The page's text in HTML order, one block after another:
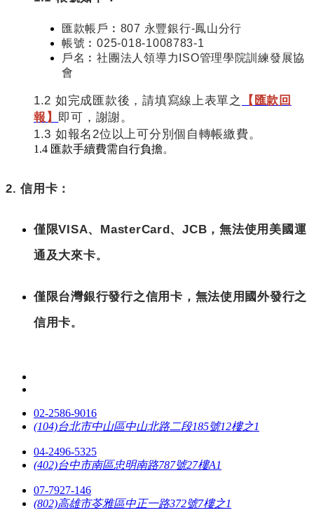
匯款帳戶︰807 永豐銀行-鳳山分行
帳號︰025-018-1008783-1
戶名︰社團法人領導力ISO管理學院訓練發展協
會
1.2 如完成匯款後，請填寫線上表單之
【匯款回
報】 即可，謝謝。
1.3 如報名2位以上可分別個自轉帳繳費。
1.4 匯款手續費需自行負擔。
2. 信用卡：
僅限VISA、MasterCard、JCB，無法使用美國運
通及大來卡。
僅限台灣銀行發行之信用卡，無法使用國外發行之
信用卡。
02-2586-9016
(104)台北市中山區中山北路二段185號12樓之1
04-2496-5325
(402)台中市南區忠明南路787號27樓A1
07-7927-146
(802)高雄市苓雅區中正一路372號7樓之1